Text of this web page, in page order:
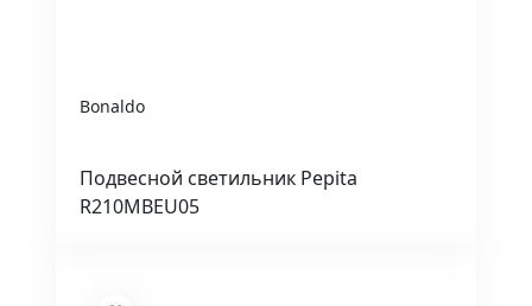
Bonaldo
Подвесной светильник Pepita
R210MBEU05